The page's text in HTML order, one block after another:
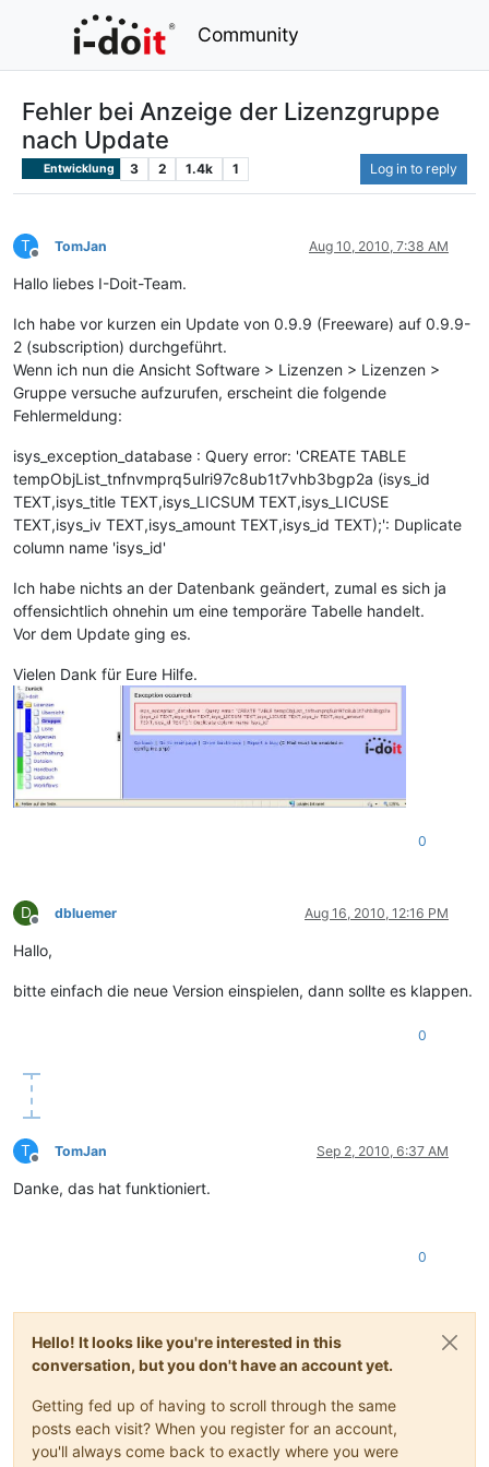
Community
Fehler bei Anzeige der Lizenzgruppe
nach Update
Entwicklung 3 2 1.4k 1 Log in to reply
T
Offline
TomJan Aug 10, 2010, 7:38 AM
Hallo liebes I-Doit-Team.
Ich habe vor kurzen ein Update von 0.9.9 (Freeware) auf 0.9.9-
2 (subscription) durchgeführt.
Wenn ich nun die Ansicht Software > Lizenzen > Lizenzen >
Gruppe versuche aufzurufen, erscheint die folgende
Fehlermeldung:
isys_exception_database : Query error: 'CREATE TABLE
tempObjList_tnfnvmprq5ulri97c8ub1t7vhb3bgp2a (isys_id
TEXT,isys_title TEXT,isys_LICSUM TEXT,isys_LICUSE
TEXT,isys_iv TEXT,isys_amount TEXT,isys_id TEXT);': Duplicate
column name 'isys_id'
Ich habe nichts an der Datenbank geändert, zumal es sich ja
offensichtlich ohnehin um eine temporäre Tabelle handelt.
Vor dem Update ging es.
Vielen Dank für Eure Hilfe.
0
D
Offline
dbluemer Aug 16, 2010, 12:16 PM
Hallo,
bitte einfach die neue Version einspielen, dann sollte es klappen.
0
T
Offline
TomJan Sep 2, 2010, 6:37 AM
Danke, das hat funktioniert.
0
Hello! It looks like you're interested in this
conversation, but you don't have an account yet.
Getting fed up of having to scroll through the same
posts each visit? When you register for an account,
you'll always come back to exactly where you were